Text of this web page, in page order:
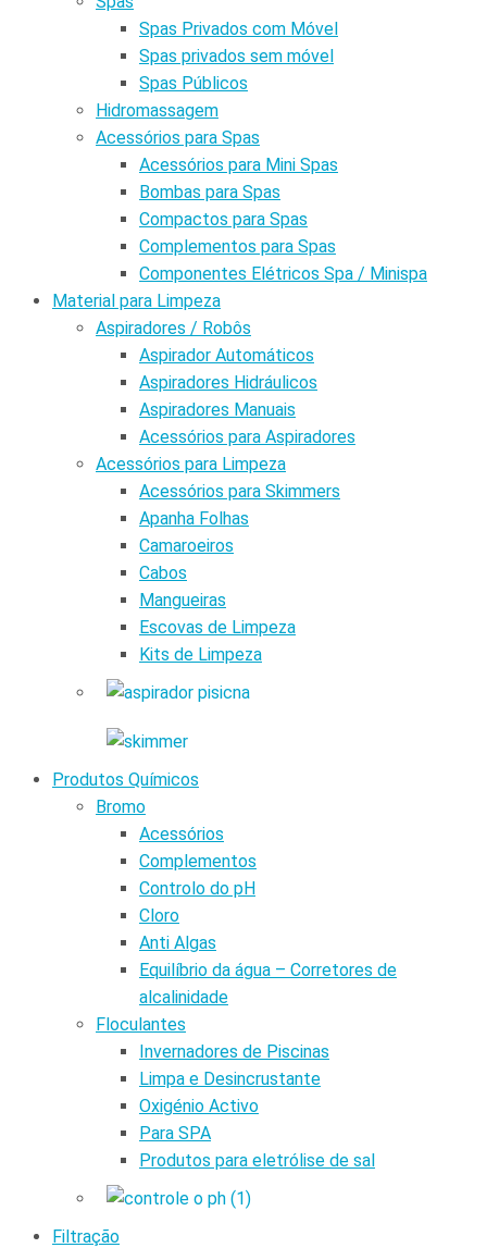
Spas Privados com Móvel
Spas privados sem móvel
Spas Públicos
Hidromassagem
Acessórios para Spas
Acessórios para Mini Spas
Bombas para Spas
Compactos para Spas
Complementos para Spas
Componentes Elétricos Spa / Minispa
Material para Limpeza
Aspiradores / Robôs
Aspirador Automáticos
Aspiradores Hidráulicos
Aspiradores Manuais
Acessórios para Aspiradores
Acessórios para Limpeza
Acessórios para Skimmers
Apanha Folhas
Camaroeiros
Cabos
Mangueiras
Escovas de Limpeza
Kits de Limpeza
Produtos Químicos
Bromo
Acessórios
Complementos
Controlo do pH
Cloro
Anti Algas
Equilíbrio da água – Corretores de
alcalinidade
Floculantes
Invernadores de Piscinas
Limpa e Desincrustante
Oxigénio Activo
Para SPA
Produtos para eletrólise de sal
Filtração